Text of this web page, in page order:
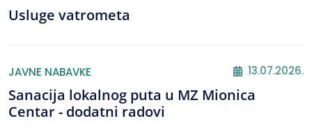
Usluge vatrometa
JAVNE NABAVKE 13.07.2026.
Sanacija lokalnog puta u MZ Mionica
Centar - dodatni radovi